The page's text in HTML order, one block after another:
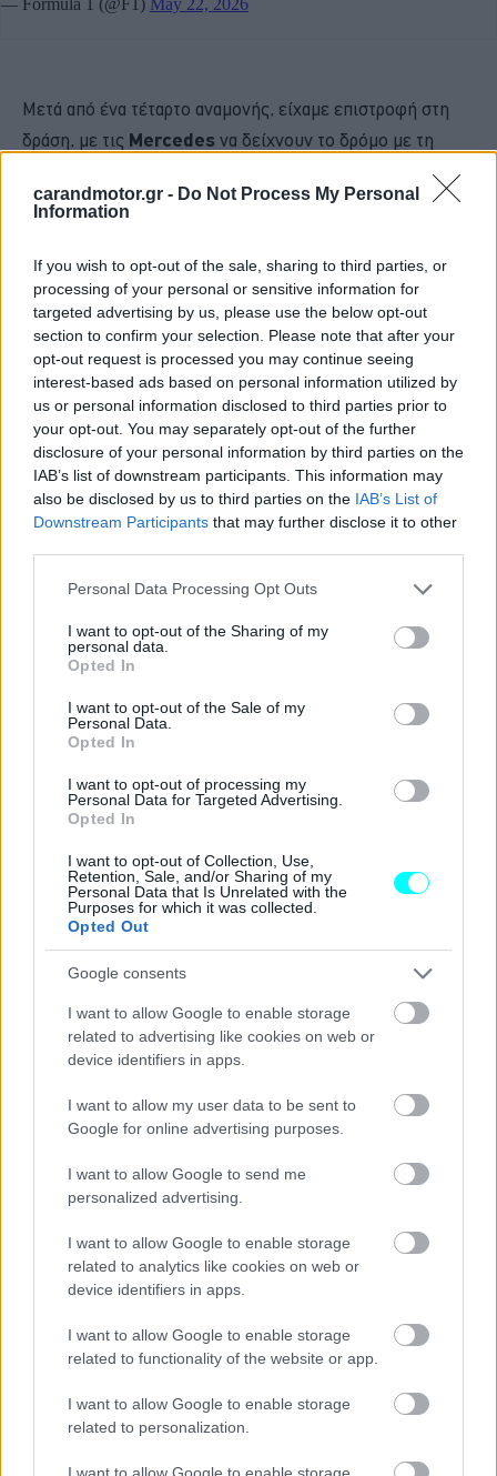
carandmotor.gr - Do Not Process My Personal
Information
If you wish to opt-out of the sale, sharing to third parties, or
processing of your personal or sensitive information for
targeted advertising by us, please use the below opt-out
section to confirm your selection. Please note that after your
opt-out request is processed you may continue seeing
interest-based ads based on personal information utilized by
us or personal information disclosed to third parties prior to
your opt-out. You may separately opt-out of the further
disclosure of your personal information by third parties on the
IAB’s list of downstream participants. This information may
also be disclosed by us to third parties on the IAB’s List of
Downstream Participants that may further disclose it to other
Please note that this website/app uses one or more Google
not limited to your visit or usage behaviour. You may click to
grant or deny consent to Google and its third-party tags to
use your data for below specified purposes in below Google
consent section.
Personal Data Processing Opt Outs
I want to opt-out of the Sharing of my
personal data.
Opted In
I want to opt-out of the Sale of my
Personal Data.
Opted In
I want to opt-out of processing my
Personal Data for Targeted Advertising.
Opted In
I want to opt-out of Collection, Use,
Retention, Sale, and/or Sharing of my
Personal Data that Is Unrelated with the
Purposes for which it was collected.
Opted Out
Google consents
I want to allow Google to enable storage
related to advertising like cookies on web or
device identifiers in apps.
I want to allow my user data to be sent to
Google for online advertising purposes.
I want to allow Google to send me
personalized advertising.
I want to allow Google to enable storage
related to analytics like cookies on web or
device identifiers in apps.
I want to allow Google to enable storage
related to functionality of the website or app.
I want to allow Google to enable storage
related to personalization.
I want to allow Google to enable storage
Μετά από ένα τέταρτο αναμονής, είχαμε επιστροφή στη
δράση, με τις Mercedes να δείχνουν το δρόμο με τη
σκληρή γόμα – έκαναν όμως το ίδιο και στα τελικά στάδια
της διαδικασίας, όταν άρχισαν οι προσομοιώσεις
Όμως υπήρξε μία ακόμα διακοπή. Υπεύθυνος για αυτή
Esteban Ocon
μπαριέρες με το ρύγχος της Haas.